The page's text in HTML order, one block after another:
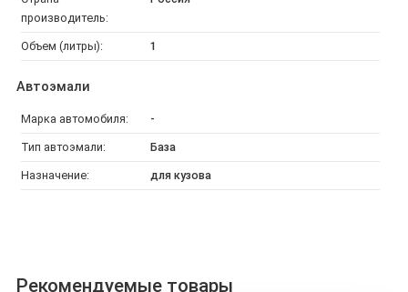
производитель:
Объем (литры): 1
Автоэмали
Марка автомобиля: -
Тип автоэмали: База
Назначение: для кузова
Рекомендуемые товары